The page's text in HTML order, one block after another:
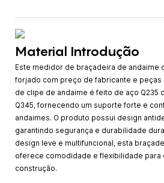
Material Introdução
Este medidor de braçadeira de andaime
forjado com preço de fabricante e peças
de clipe de andaime é feito de aço Q235
Q345, fornecendo um suporte forte e
andaimes. O produto possui design
garantindo segurança e durabilidade
design leve e multifuncional, esta
oferece comodidade e flexibilidade
construção.